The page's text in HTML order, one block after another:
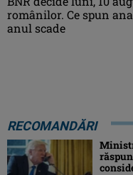
românilor. Ce spun
anul scade
RECOMANDĂRI